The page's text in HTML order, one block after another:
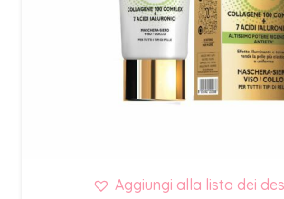
Aggiungi alla lista dei